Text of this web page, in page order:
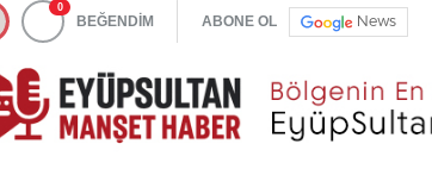
0
BEĞENDİM ABONE OL News